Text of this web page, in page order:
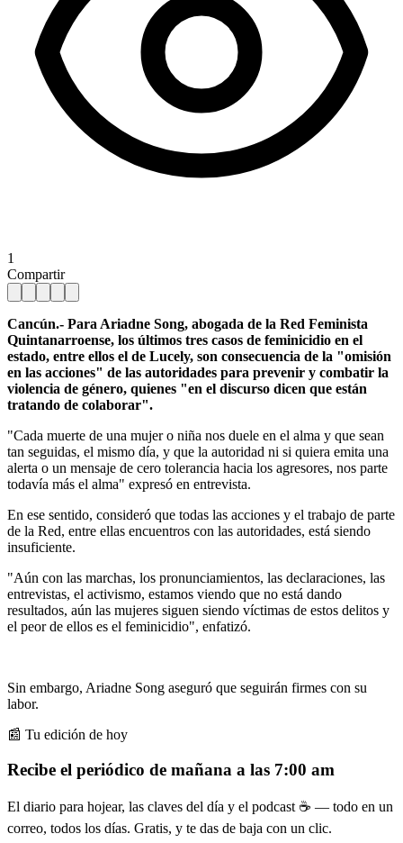
1
Compartir
Cancún.- Para Ariadne Song, abogada de la Red Feminista
Quintanarroense, los últimos tres casos de feminicidio en el
estado, entre ellos el de Lucely, son consecuencia de la "omisión
en las acciones" de las autoridades para prevenir y combatir la
violencia de género, quienes "en el discurso dicen que están
tratando de colaborar".
"Cada muerte de una mujer o niña nos duele en el alma y que sean
tan seguidas, el mismo día, y que la autoridad ni si quiera emita una
alerta o un mensaje de cero tolerancia hacia los agresores, nos parte
todavía más el alma" expresó en entrevista.
En ese sentido, consideró que todas las acciones y el trabajo de parte
de la Red, entre ellas encuentros con las autoridades, está siendo
insuficiente.
"Aún con las marchas, los pronunciamientos, las declaraciones, las
entrevistas, el activismo, estamos viendo que no está dando
resultados, aún las mujeres siguen siendo víctimas de estos delitos y
el peor de ellos es el feminicidio", enfatizó.
Sin embargo, Ariadne Song aseguró que seguirán firmes con su
labor.
📰 Tu edición de hoy
Recibe el periódico de mañana a las 7:00 am
El diario para hojear, las claves del día y el podcast ☕ — todo en un
correo, todos los días. Gratis, y te das de baja con un clic.